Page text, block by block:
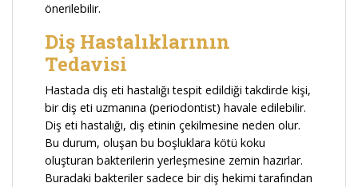
önerilebilir.
Diş Hastalıklarının
Tedavisi
Hastada diş eti hastalığı tespit edildiği takdirde kişi,
bir diş eti uzmanına (periodontist) havale edilebilir.
Diş eti hastalığı, diş etinin çekilmesine neden olur.
Bu durum, oluşan bu boşluklara kötü koku
oluşturan bakterilerin yerleşmesine zemin hazırlar.
Buradaki bakteriler sadece bir diş hekimi tarafından